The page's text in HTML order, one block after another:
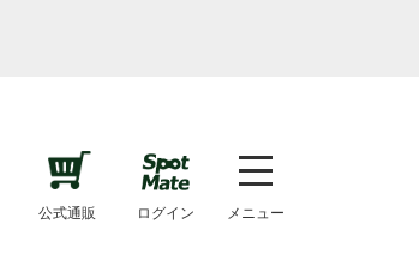
公式通販 ログイン メニュー